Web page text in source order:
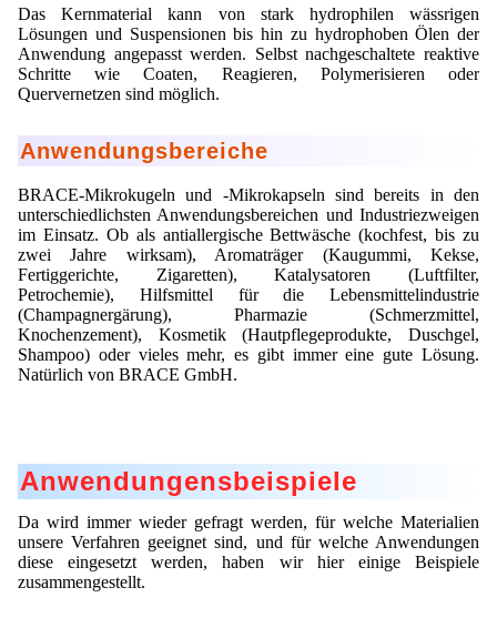
Das Kernmaterial kann von stark hydrophilen wässrigen
Lösungen und Suspensionen bis hin zu hydrophoben Ölen der
Anwendung angepasst werden. Selbst nachgeschaltete reaktive
Schritte wie Coaten, Reagieren, Polymerisieren oder
Quervernetzen sind möglich.
Anwendungsbereiche
BRACE-Mikrokugeln und -Mikrokapseln sind bereits in den
unterschiedlichsten Anwendungsbereichen und Industriezweigen
im Einsatz. Ob als antiallergische Bettwäsche (kochfest, bis zu
zwei Jahre wirksam), Aromaträger (Kaugummi, Kekse,
Fertiggerichte, Zigaretten), Katalysatoren (Luftfilter,
Petrochemie), Hilfsmittel für die Lebensmittelindustrie
(Champagnergärung), Pharmazie (Schmerzmittel,
Knochenzement), Kosmetik (Hautpflegeprodukte, Duschgel,
Shampoo) oder vieles mehr, es gibt immer eine gute Lösung.
Natürlich von BRACE GmbH.
Anwendungensbeispiele
Da wird immer wieder gefragt werden, für welche Materialien
unsere Verfahren geeignet sind, und für welche Anwendungen
diese eingesetzt werden, haben wir hier einige Beispiele
zusammengestellt.